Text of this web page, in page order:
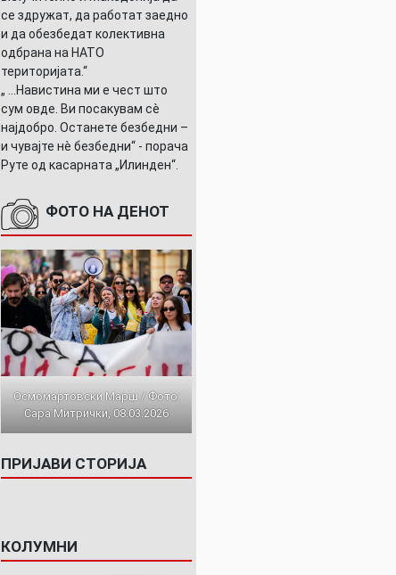
се здружат, да работат заедно
и да обезбедат колективна
одбрана на НАТО
територијата.“
„ ...Навистина ми е чест што
сум овде. Ви посакувам сè
најдобро. Останете безбедни –
и чувајте нè безбедни“ - порача
Руте од касарната „Илинден“.
ФОТО НА ДЕНОТ
Осмомартовски Марш / Фото:
Сара Митрички, 08.03.2026
ПРИЈАВИ СТОРИЈА
КОЛУМНИ